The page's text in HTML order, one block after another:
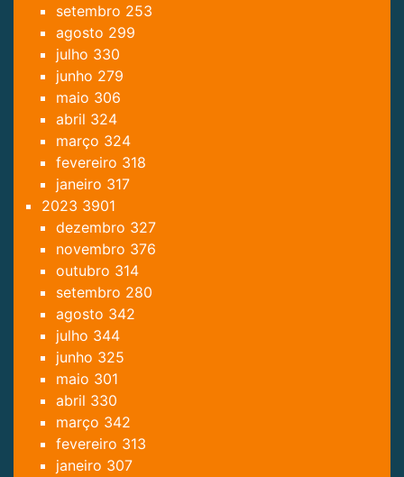
setembro 253
agosto 299
julho 330
junho 279
maio 306
abril 324
março 324
fevereiro 318
janeiro 317
2023 3901
dezembro 327
novembro 376
outubro 314
setembro 280
agosto 342
julho 344
junho 325
maio 301
abril 330
março 342
fevereiro 313
janeiro 307